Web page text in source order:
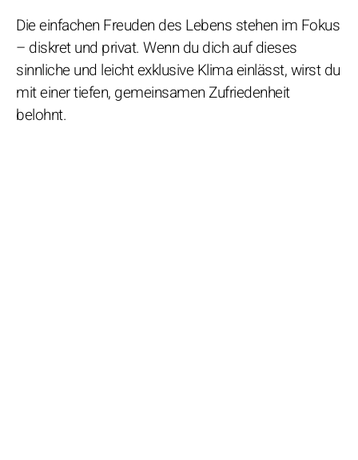
Die einfachen Freuden des Lebens stehen im Fokus
– diskret und privat. Wenn du dich auf dieses
sinnliche und leicht exklusive Klima einlässt, wirst du
mit einer tiefen, gemeinsamen Zufriedenheit
belohnt.